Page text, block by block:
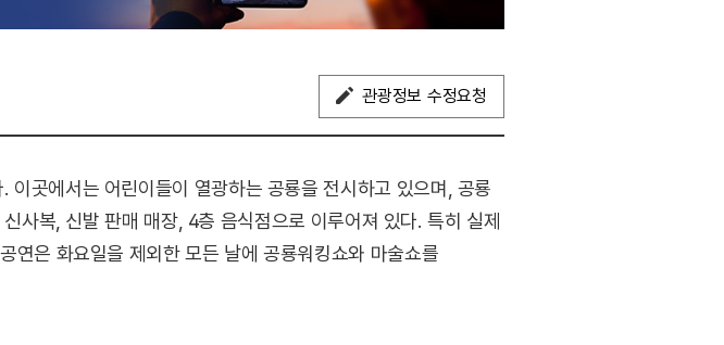
관광정보 수정요청
곳에서는 어린이들이 열광하는 공룡을 전시하고 있으며, 공룡
사복, 신발 판매 매장, 4층 음식점으로 이루어져 있다. 특히 실제
연은 화요일을 제외한 모든 날에 공룡워킹쇼와 마술쇼를